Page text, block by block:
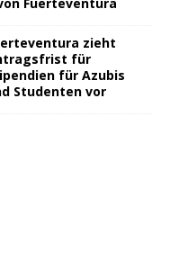
zieht
für
für Azubis
Studenten vor